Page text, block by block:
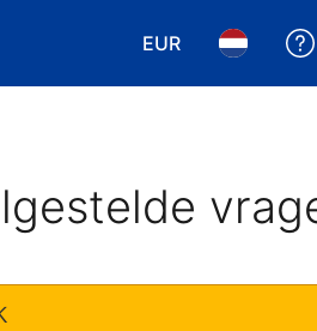
EUR
Kies je valuta. Je
Kies je